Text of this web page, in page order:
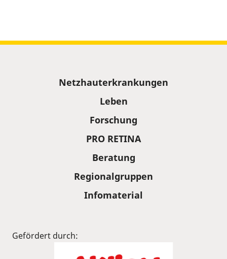
Netzhauterkrankungen
Leben
Forschung
PRO RETINA
Beratung
Regionalgruppen
Infomaterial
Gefördert durch: